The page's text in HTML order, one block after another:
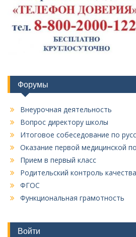
Форумы
Внеурочная деятельность
Вопрос директору школы
Итоговое собеседование по
Оказание первой медицинской
Прием в первый класс
Родительский контроль
ФГОС
Функциональная грамотность
Войти